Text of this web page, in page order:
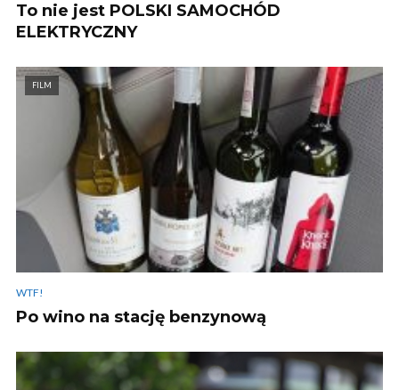
To nie jest POLSKI SAMOCHÓD
ELEKTRYCZNY
FILM
WTF!
Po wino na stację benzynową